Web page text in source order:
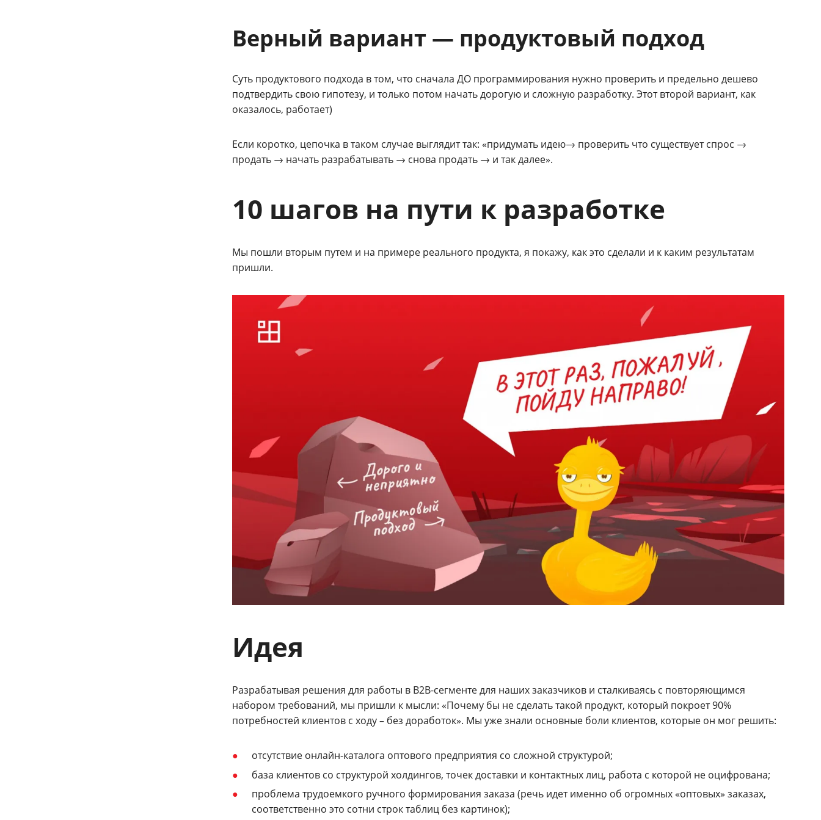
Верный вариант — продуктовый подход
Суть продуктового подхода в том, что сначала ДО программирования нужно проверить и предельно дешево
подтвердить свою гипотезу, и только потом начать дорогую и сложную разработку. Этот второй вариант, как
оказалось, работает)
Если коротко, цепочка в таком случае выглядит так: «придумать идею→ проверить что существует спрос →
продать → начать разрабатывать → снова продать → и так далее».
10 шагов на пути к разработке
Мы пошли вторым путем и на примере реального продукта, я покажу, как это сделали и к каким результатам
пришли.
Идея
Разрабатывая решения для работы в B2B-сегменте для наших заказчиков и сталкиваясь с повторяющимся
набором требований, мы пришли к мысли: «Почему бы не сделать такой продукт, который покроет 90%
потребностей клиентов с ходу – без доработок». Мы уже знали основные боли клиентов, которые он мог решить:
отсутствие онлайн-каталога оптового предприятия со сложной структурой;
база клиентов со структурой холдингов, точек доставки и контактных лиц, работа с которой не оцифрована;
проблема трудоемкого ручного формирования заказа (речь идет именно об огромных «оптовых» заказах,
соответственно это сотни строк таблиц без картинок);